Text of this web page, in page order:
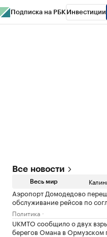
Подписка на РБК Инвестиции
Все новости
Весь мир
Аэропорт Домодедово
обслуживание рейсов по
Политика
UKMTO сообщило о двух
берегов Омана в Ормузском